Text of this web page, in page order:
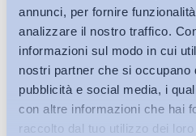
annunci, per fornire
analizzare il nostro traffico.
informazioni sul modo in cui
nostri partner che si occupano
pubblicità e social media, i
con altre informazioni che hai
raccolto dal tuo utilizzo dei loro
Mercato del lavoro
Covid-19 – Estensione NASpI e
lavoro agricolo